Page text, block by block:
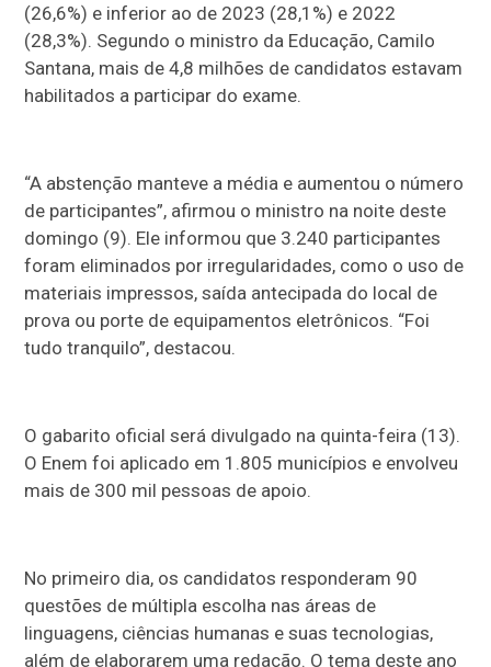
(26,6%) e inferior ao de 2023 (28,1%) e 2022
(28,3%). Segundo o ministro da Educação, Camilo
Santana, mais de 4,8 milhões de candidatos estavam
habilitados a participar do exame.
“A abstenção manteve a média e aumentou o número
de participantes”, afirmou o ministro na noite deste
domingo (9). Ele informou que 3.240 participantes
foram eliminados por irregularidades, como o uso de
materiais impressos, saída antecipada do local de
prova ou porte de equipamentos eletrônicos. “Foi
tudo tranquilo”, destacou.
O gabarito oficial será divulgado na quinta-feira (13).
O Enem foi aplicado em 1.805 municípios e envolveu
mais de 300 mil pessoas de apoio.
No primeiro dia, os candidatos responderam 90
questões de múltipla escolha nas áreas de
linguagens, ciências humanas e suas tecnologias,
além de elaborarem uma redação. O tema deste ano